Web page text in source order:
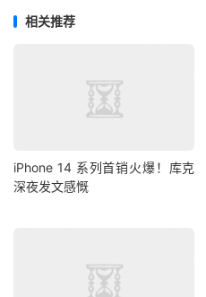
相关推荐
iPhone 14 系列首销火爆！库克
深夜发文感慨